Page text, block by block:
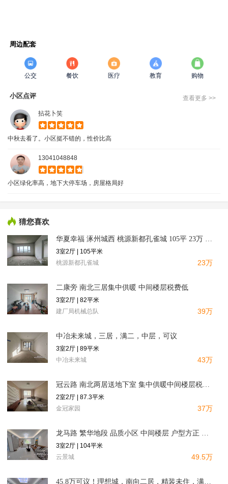
周边配套
公交 餐饮 医疗 教育 购物
小区点评 查看更多 >>
拈花卜笑
中秋去看了。小区挺不错的，性价比高
13041048848
小区绿化率高，地下大停车场，房屋格局好
猜您喜欢
3室2厅 | 105平米
桃源新都孔雀城
23万
二康旁 南北三居集中供暖 中间楼层税费低
3室2厅 | 82平米
建厂局机械总队
39万
中冶未来城，三居，满二，中层，可议
3室2厅 | 89平米
中冶未来城
43万
2室2厅 | 87.3平米
金冠家园
37万
3室2厅 | 104平米
云景城
49.5万